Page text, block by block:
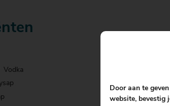
Vodka
Door aan te
website, bevestig